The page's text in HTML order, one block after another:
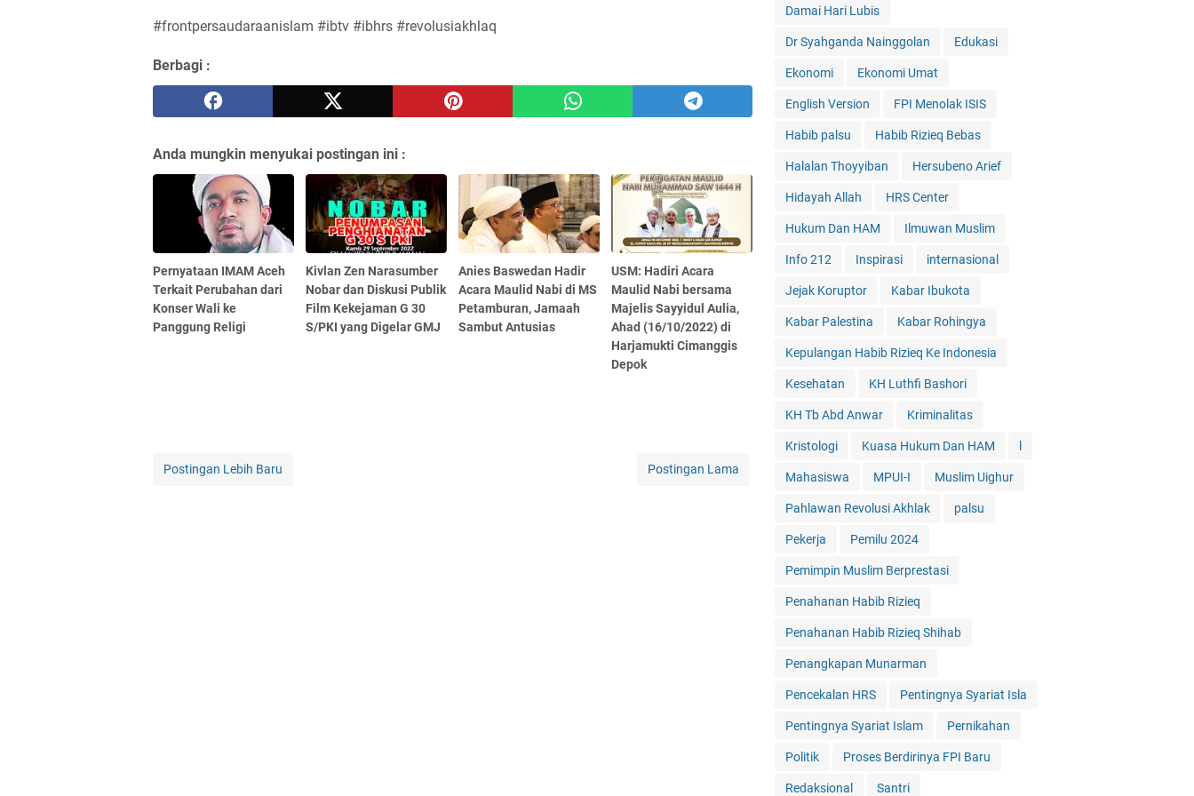
#frontpersaudaraanislam #ibtv #ibhrs #revolusiakhlaq
Berbagi :
Anda mungkin menyukai postingan ini :
Pernyataan IMAM Aceh
Terkait Perubahan dari
Konser Wali ke
Panggung Religi
Kivlan Zen Narasumber
Nobar dan Diskusi Publik
Film Kekejaman G 30
S/PKI yang Digelar GMJ
Anies Baswedan Hadir
Acara Maulid Nabi di MS
Petamburan, Jamaah
Sambut Antusias
USM: Hadiri Acara
Maulid Nabi bersama
Majelis Sayyidul Aulia,
Ahad (16/10/2022) di
Harjamukti Cimanggis
Depok
Postingan Lebih Baru Postingan Lama
Damai Hari Lubis
Dr Syahganda Nainggolan Edukasi
Ekonomi Ekonomi Umat
English Version FPI Menolak ISIS
Habib palsu Habib Rizieq Bebas
Halalan Thoyyiban Hersubeno Arief
Hidayah Allah HRS Center
Hukum Dan HAM Ilmuwan Muslim
Info 212 Inspirasi internasional
Jejak Koruptor Kabar Ibukota
Kabar Palestina Kabar Rohingya
Kepulangan Habib Rizieq Ke Indonesia
Kesehatan KH Luthfi Bashori
KH Tb Abd Anwar Kriminalitas
Kristologi Kuasa Hukum Dan HAM
Mahasiswa MPUI-I Muslim Uighur
Pahlawan Revolusi Akhlak palsu
Pekerja Pemilu 2024
Pemimpin Muslim Berprestasi
Penahanan Habib Rizieq
Penahanan Habib Rizieq Shihab
Penangkapan Munarman
Pencekalan HRS Pentingnya Syariat Isla
Pentingnya Syariat Islam Pernikahan
Politik Proses Berdirinya FPI Baru
Redaksional Santri